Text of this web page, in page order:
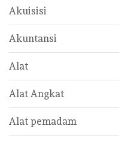
Akuisisi
Akuntansi
Alat
Alat Angkat
Alat pemadam